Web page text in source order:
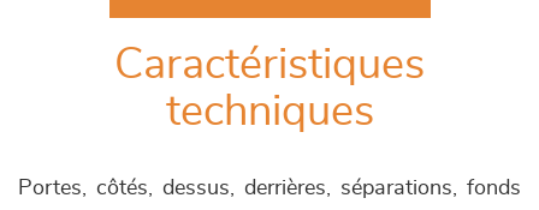
Caractéristiques
techniques
Portes, côtés, dessus, derrières, séparations, fonds